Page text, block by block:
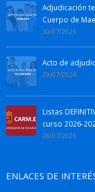
Adjudicación
Cuerpo de
30/07/2026
Acto de
29/07/2026
Listas
curso 2026-
28/07/2026
ENLACES DE